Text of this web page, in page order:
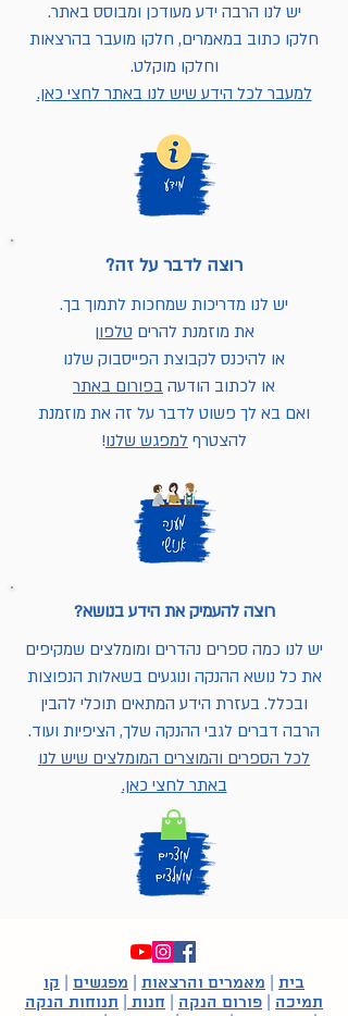
יש לנו הרבה ידע מעודכן ומבוסס באתר.
חלקו כתוב במאמרים, חלקו מועבר בהרצאות
וחלקו מוקלט.
למעבר לכל הידע שיש לנו באתר לחצי כאן.
רוצה לדבר על זה?
יש לנו מדריכות שמחכות לתמוך בך.
את מוזמנת להרים טלפון
או להיכנס לקבוצת הפייסבוק שלנו
או לכתוב הודעה בפורום באתר
ואם בא לך פשוט לדבר על זה את מוזמנת
להצטרף למפגש שלנו!
רוצה להעמיק את הידע בנושא?
יש לנו כמה ספרים נהדרים ומומלצים שמקיפים
את כל נושא ההנקה ונוגעים בשאלות הנפוצות
ובכלל. בעזרת הידע המתאים תוכלי להבין
הרבה דברים לגבי ההנקה שלך, הציפיות ועוד.
לכל הספרים והמוצרים המומלצים שיש לנו
באתר לחצי כאן.
בית מאמרים והרצאות מפגשים
קו
תמיכה
פורום הנקה חנות
תנוחות הנקה